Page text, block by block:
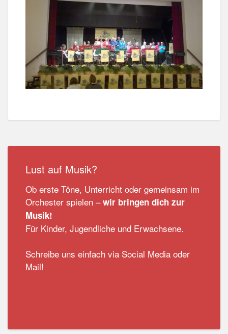
Lust auf Musik?
Ob erste Töne, Unterricht oder gemeinsam im
Orchester spielen –wir bringen dich zur
Musik!
Für Kinder, Jugendliche und Erwachsene.
Schreibe uns einfach via Social Media oder
Mail!